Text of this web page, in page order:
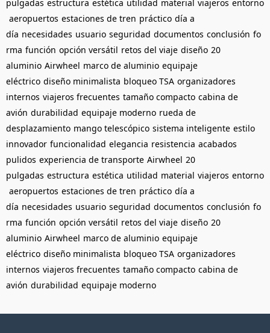
pulgadas estructura estética utilidad material viajeros entorno
aeropuertos estaciones de tren práctico día a
día necesidades usuario seguridad documentos conclusión fo
rma función opción versátil retos del viaje diseño 20
aluminio Airwheel marco de aluminio equipaje
eléctrico diseño minimalista bloqueo TSA organizadores
internos viajeros frecuentes tamaño compacto cabina de
avión durabilidad equipaje moderno rueda de
desplazamiento mango telescópico sistema inteligente estilo
innovador funcionalidad elegancia resistencia acabados
pulidos experiencia de transporte Airwheel 20
pulgadas estructura estética utilidad material viajeros entorno
aeropuertos estaciones de tren práctico día a
día necesidades usuario seguridad documentos conclusión fo
rma función opción versátil retos del viaje diseño 20
aluminio Airwheel marco de aluminio equipaje
eléctrico diseño minimalista bloqueo TSA organizadores
internos viajeros frecuentes tamaño compacto cabina de
avión durabilidad equipaje moderno